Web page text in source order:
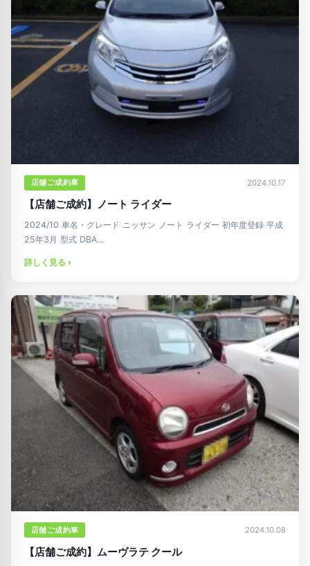
店舗ご成約車 2024.10.17
【店舗ご成約】ノート ライダー
2024/10 車名・グレード ニッサン ノート ライダー 初年度登録 平成
25年3月 型式 DBA…
詳しく見る ›
店舗ご成約車 2024.10.08
【店舗ご成約】ムーヴラテ クール